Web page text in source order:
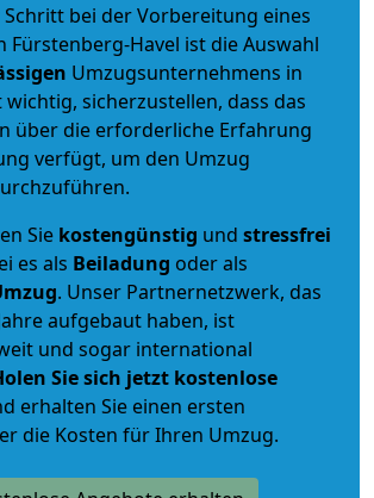
bei der Vorbereitung eines
Fürstenberg-Havel ist die Auswahl
Umzugsunternehmens in
wichtig, sicherzustellen, dass das
über die erforderliche Erfahrung
verfügt, um den Umzug
Sie kostengünstig und stressfrei
es als Beiladung oder als
. Unser Partnernetzwerk, das
aufgebaut haben, ist
und sogar international
Sie sich jetzt kostenlose
erhalten Sie einen ersten
die Kosten für Ihren Umzug.